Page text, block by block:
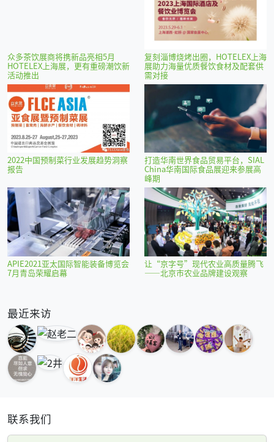
众多茶饮展商将携新品亮相5月
HOTELEX上海展，更有重磅潮饮新
活动推出
复刻淄博烧烤出圈，HOTELEX上海
展助力海量优质餐饮食材及配套供
需对接
2022中国预制菜行业发展趋势洞察
报告
打造华南世界食品贸易平台，SIAL
China华南国际食品展迎来参展高
峰期
APIE2021亚太国际智能装备博览会
7月青岛荣耀启幕
让“京字号”现代农业高质量腾飞
——北京市农业品牌建设观察
最近来访
联系我们